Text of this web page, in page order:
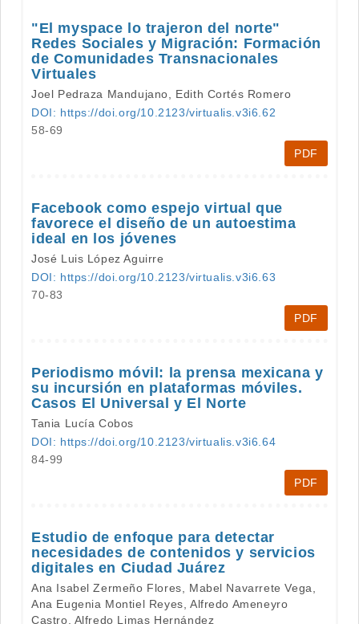
"El myspace lo trajeron del norte"
Redes Sociales y Migración: Formación
de Comunidades Transnacionales
Virtuales
Joel Pedraza Mandujano, Edith Cortés Romero
DOI: https://doi.org/10.2123/virtualis.v3i6.62
58-69
PDF
Facebook como espejo virtual que
favorece el diseño de un autoestima
ideal en los jóvenes
José Luis López Aguirre
DOI: https://doi.org/10.2123/virtualis.v3i6.63
70-83
PDF
Periodismo móvil: la prensa mexicana y
su incursión en plataformas móviles.
Casos El Universal y El Norte
Tania Lucía Cobos
DOI: https://doi.org/10.2123/virtualis.v3i6.64
84-99
PDF
Estudio de enfoque para detectar
necesidades de contenidos y servicios
digitales en Ciudad Juárez
Ana Isabel Zermeño Flores, Mabel Navarrete Vega,
Ana Eugenia Montiel Reyes, Alfredo Ameneyro
Castro, Alfredo Limas Hernández